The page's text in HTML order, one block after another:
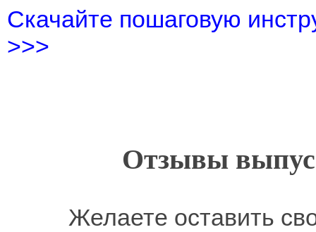
Скачайте пошаговую
>>>
Отзывы
Желаете оставить